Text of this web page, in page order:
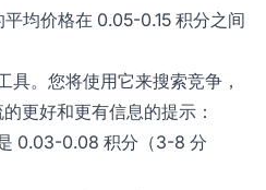
均价格在 0.05-0.15 积分之间
具。您将使用它来搜索竞争，
更好和更有信息的提示：
0.03-0.08 积分（3-8 分